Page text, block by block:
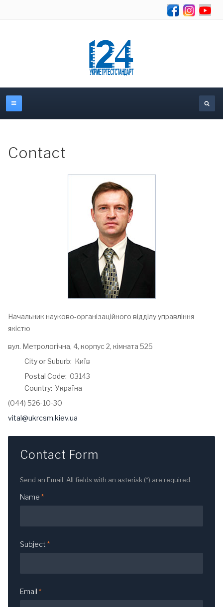
Contact
Начальник науково-організаційного відділу управління
якістю
Address:
вул. Метрологічна, 4, корпус 2, кімната 525
City or Suburb: Київ
Postal Code: 03143
Country: Україна
Phone:
(044) 526-10-30
Email:
vital@ukrcsm.kiev.ua
Contact Form
Send an Email. All fields with an asterisk (*) are required.
Name *
Subject *
Email *